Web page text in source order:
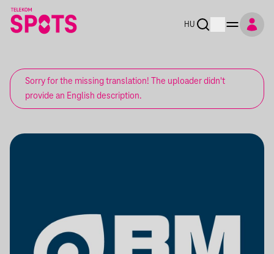
HU
Sorry for the missing translation! The uploader didn't
provide an English description.